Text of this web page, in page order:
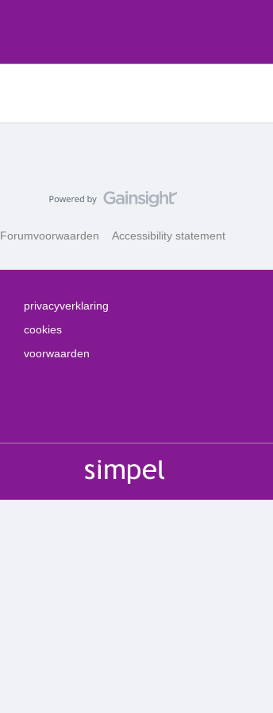
Forumvoorwaarden Accessibility statement
privacyverklaring
cookies
voorwaarden